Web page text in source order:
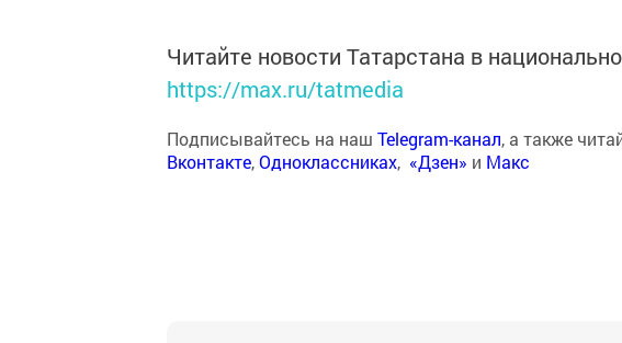
Читайте новости Татарстана в
https://max.ru/tatmedia
Подписывайтесь на наш Telegram-канал, а также
Вконтакте,Одноклассниках, «Дзен» и Макс